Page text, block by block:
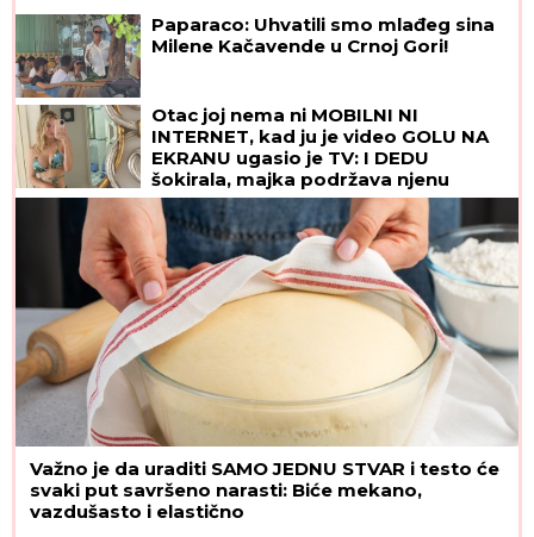
Paparaco: Uhvatili smo mlađeg sina
Milene Kačavende u Crnoj Gori!
Otac joj nema ni MOBILNI NI
INTERNET, kad ju je video GOLU NA
EKRANU ugasio je TV: I DEDU
šokirala, majka podržava njenu
karijeru! Ovo je "obična" porodica
NAJVEĆE UZDANICE HOLIVUDA
Važno je da uraditi SAMO JEDNU STVAR i testo će
svaki put savršeno narasti: Biće mekano,
vazdušasto i elastično